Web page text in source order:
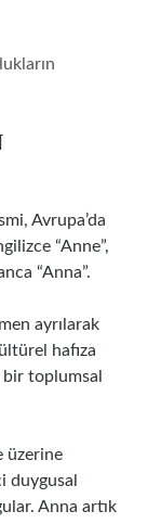
Avrupa’da
“Anne”,
“Anna”.
ayrılarak
hafıza
toplumsal
üzerine
duygusal
Anna artık